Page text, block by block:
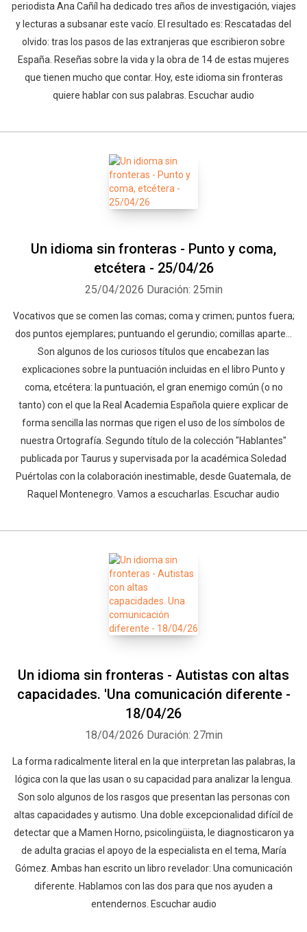
periodista Ana Cañíl ha dedicado tres años de investigación, viajes
y lecturas a subsanar este vacío. El resultado es: Rescatadas del
olvido: tras los pasos de las extranjeras que escribieron sobre
España. Reseñas sobre la vida y la obra de 14 de estas mujeres
que tienen mucho que contar. Hoy, este idioma sin fronteras
quiere hablar con sus palabras. Escuchar audio
Un idioma sin fronteras - Punto y coma,
etcétera - 25/04/26
25/04/2026 Duración: 25min
Vocativos que se comen las comas; coma y crimen; puntos fuera;
dos puntos ejemplares; puntuando el gerundio; comillas aparte...
Son algunos de los curiosos títulos que encabezan las
explicaciones sobre la puntuación incluidas en el libro Punto y
coma, etcétera: la puntuación, el gran enemigo común (o no
tanto) con el que la Real Academia Española quiere explicar de
forma sencilla las normas que rigen el uso de los símbolos de
nuestra Ortografía. Segundo título de la colección "Hablantes"
publicada por Taurus y supervisada por la académica Soledad
Puértolas con la colaboración inestimable, desde Guatemala, de
Raquel Montenegro. Vamos a escucharlas. Escuchar audio
Un idioma sin fronteras - Autistas con altas
capacidades. 'Una comunicación diferente -
18/04/26
18/04/2026 Duración: 27min
La forma radicalmente literal en la que interpretan las palabras, la
lógica con la que las usan o su capacidad para analizar la lengua.
Son solo algunos de los rasgos que presentan las personas con
altas capacidades y autismo. Una doble excepcionalidad difícil de
detectar que a Mamen Horno, psicolingüista, le diagnosticaron ya
de adulta gracias el apoyo de la especialista en el tema, María
Gómez. Ambas han escrito un libro revelador: Una comunicación
diferente. Hablamos con las dos para que nos ayuden a
entendernos. Escuchar audio